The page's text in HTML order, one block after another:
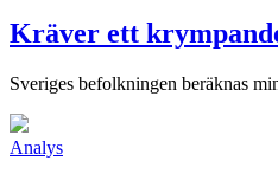
Kräver ett
Sveriges befolkningen beräknas
Analys